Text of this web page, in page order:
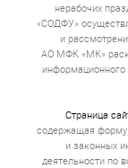
нерабочих
«СОДФУ»
и
АО МФК «МК»
информационного
Страница
содержащая форму
и законных
деятельности по